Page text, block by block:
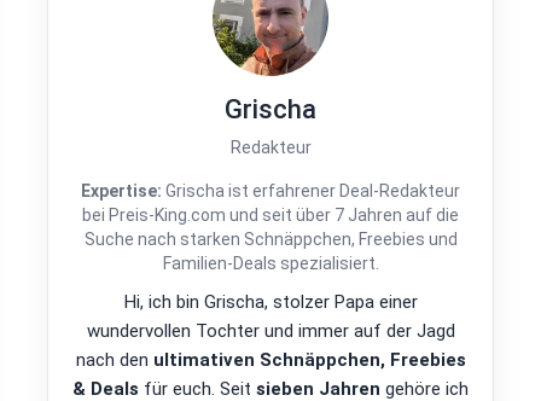
Grischa
Redakteur
Expertise: Grischa ist erfahrener Deal-Redakteur
bei Preis-King.com und seit über 7 Jahren auf die
Suche nach starken Schnäppchen, Freebies und
Familien-Deals spezialisiert.
Hi, ich bin Grischa, stolzer Papa einer
wundervollen Tochter und immer auf der Jagd
nach den ultimativen Schnäppchen, Freebies
& Deals für euch. Seit sieben Jahren gehöre ich